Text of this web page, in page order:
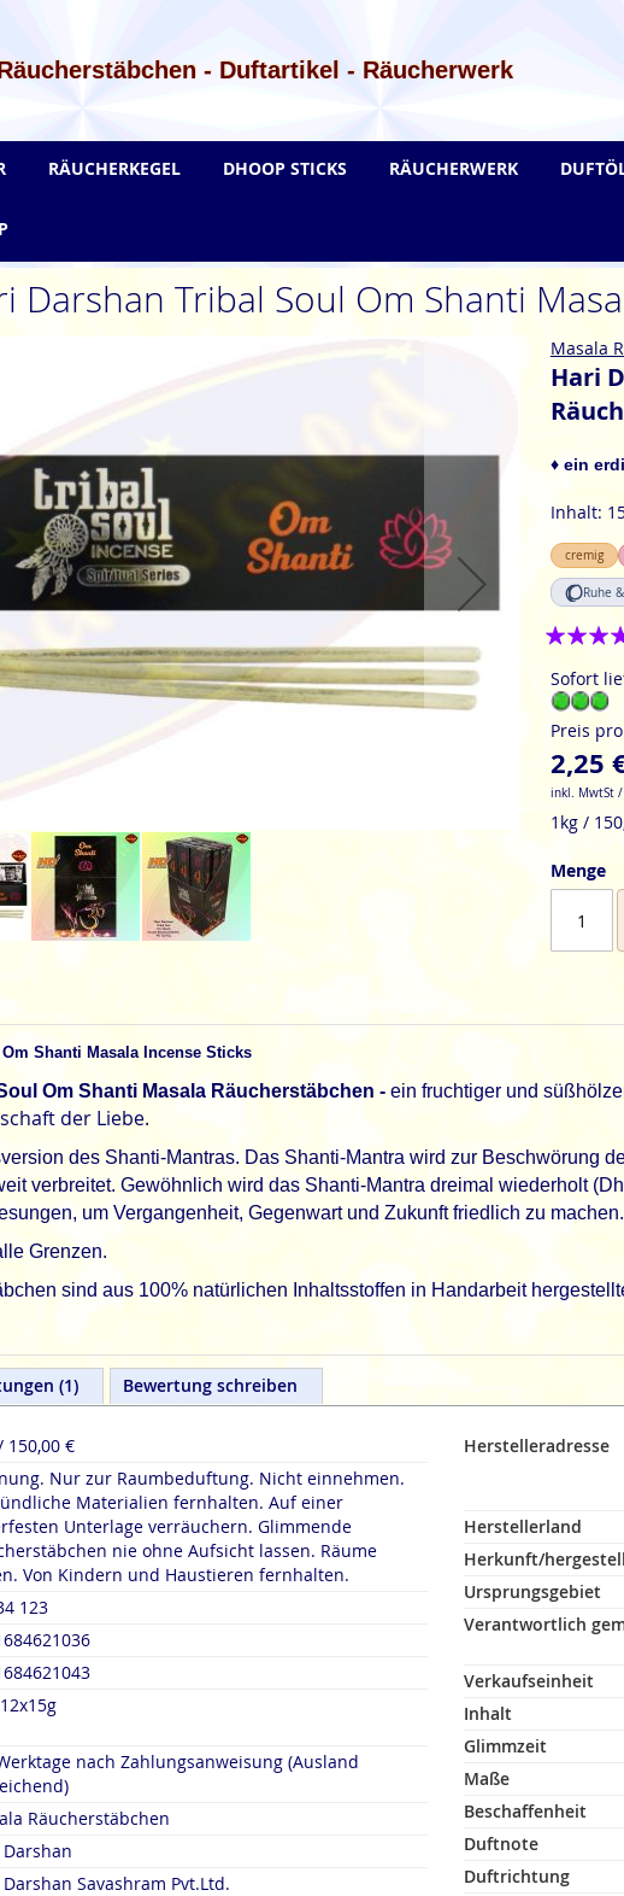
- Duftartikel - Räucherwerk
Darshan Tribal Soul Om Shanti
Masala
Hari
♦ ein
Inhalt:
cremig
Ruhe
Sofort
Preis
2,25
inkl. MwtSt /
1kg /
Menge
Shanti Masala Incense Sticks
Om Shanti Masala Räucherstäbchen - ein fruchtiger und
der Liebe.
des Shanti-Mantras. Das Shanti-Mantra wird zur Beschwörung
verbreitet. Gewöhnlich wird das Shanti-Mantra dreimal wiederholt
um Vergangenheit, Gegenwart und Zukunft friedlich zu machen.
Grenzen.
sind aus 100% natürlichen Inhaltsstoffen in Handarbeit
150,00 €
Nur zur Raumbeduftung. Nicht einnehmen.
Materialien fernhalten. Auf einer
Unterlage verräuchern. Glimmende
nie ohne Aufsicht lassen. Räume
Von Kindern und Haustieren fernhalten.
123
nach Zahlungsanweisung (Ausland
Räucherstäbchen
Savashram Pvt.Ltd.
Herstelleradresse
Herstellerland
Herkunft/
Ursprungsgebiet
Verantwortlich
Verkaufseinheit
Inhalt
Glimmzeit
Maße
Beschaffenheit
Duftnote
Duftrichtung
1 Bewertung schreiben
RÄUCHERKEGEL DHOOP STICKS RÄUCHERWERK